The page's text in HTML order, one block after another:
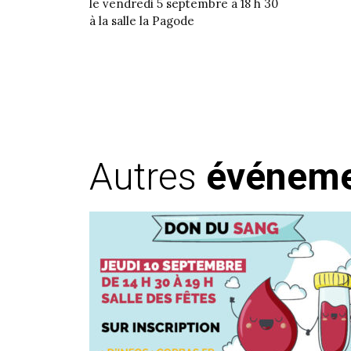
le vendredi 5 septembre à 18 h 30
à la salle la Pagode
Autres